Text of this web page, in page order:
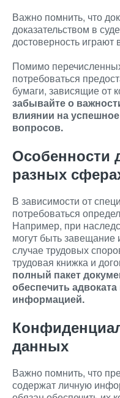
Важно помнить, что
доказательством в
достоверность играют
Помимо
потребоваться
бумаги, зависящие от
забывайте о
влиянии на
вопросов.
Особенности
разных
В зависимости от
потребоваться
Например, при
могут быть завещание
случае трудовых
трудовая книжка и
полный пакет
обеспечить
информацией.
данных
Важно помнить, что
содержат личную